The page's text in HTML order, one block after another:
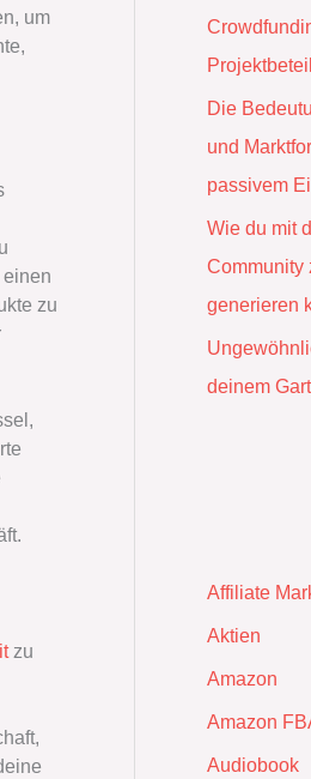
um
zu
zu
Die
und
passivem
Wie du mit
Community
generieren
deinem
Affiliate
Aktien
Amazon
Amazon
Audiobook